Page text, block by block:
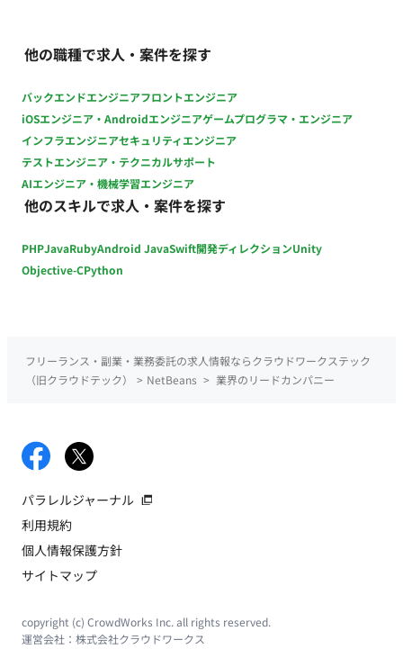
他の職種で求人・案件を探す
バックエンドエンジニアフロントエンジニア
iOSエンジニア・Androidエンジニアゲームプログラマ・エンジニア
インフラエンジニアセキュリティエンジニア
テストエンジニア・テクニカルサポート
AIエンジニア・機械学習エンジニア
他のスキルで求人・案件を探す
PHPJavaRubyAndroid JavaSwift開発ディレクションUnity
Objective-CPython
フリーランス・副業・業務委託の求人情報ならクラウドワークステック
（旧クラウドテック）
> NetBeans > 業界のリードカンパニー
パラレルジャーナル
利用規約
個人情報保護方針
サイトマップ
copyright (c) CrowdWorks Inc. all rights reserved.
運営会社： 株式会社クラウドワークス